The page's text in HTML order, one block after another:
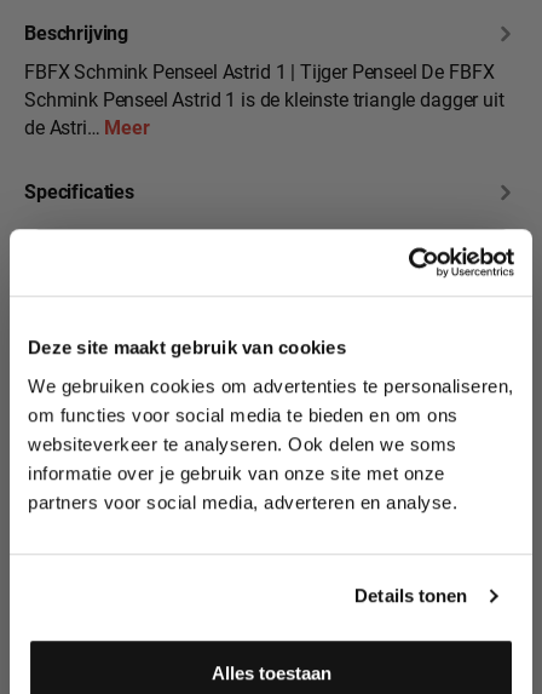
Deze site maakt gebruik van cookies
We gebruiken cookies om advertenties te personaliseren,
om functies voor social media te bieden en om ons
websiteverkeer te analyseren. Ook delen we soms
informatie over je gebruik van onze site met onze
partners voor social media, adverteren en analyse.
Details tonen
Alles toestaan
Beschrijving
FBFX Schmink Penseel Astrid 1 | Tijger Penseel De FBFX
Schmink Penseel Astrid 1 is de kleinste triangle dagger uit
de Astri… Meer
Specificaties
Productgalerij overslaan
Bekijk al onze
andere professionele
FBFX Schmink
Penselen Sets
10% korting?
Lees als eerste over nieuwe producten,
tutorials, aanbiedingen, evenementen,
wedstrijden en meer.
Meld je aan en ontvang direct